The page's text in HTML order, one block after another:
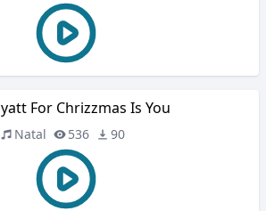
For Chrizzmas Is You
Natal 536 90